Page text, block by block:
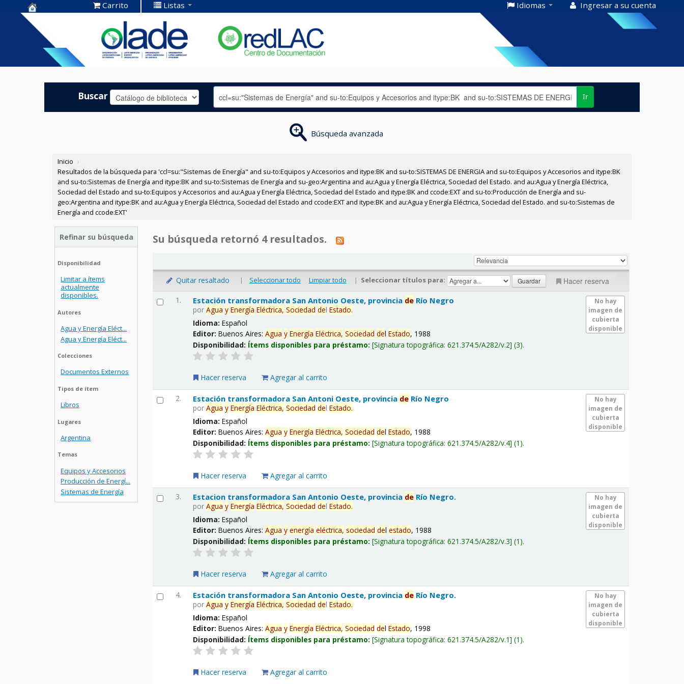
Centro de
Documentación
OLADE -
Carrito Listas Idiomas Ingresar a su cuenta
Buscar Ir
Búsqueda avanzada
Inicio ›
Resultados de la búsqueda para 'ccl=su:"Sistemas de Energía" and su-to:Equipos y Accesorios and itype:BK and su-to:SISTEMAS DE ENERGIA and su-to:Equipos y Accesorios and itype:BK
and su-to:Sistemas de Energía and itype:BK and su-to:Sistemas de Energía and su-geo:Argentina and au:Agua y Energía Eléctrica, Sociedad del Estado. and au:Agua y Energía Eléctrica,
Sociedad del Estado and su-to:Equipos y Accesorios and au:Agua y Energía Eléctrica, Sociedad del Estado and itype:BK and ccode:EXT and su-to:Producción de Energía and su-
geo:Argentina and itype:BK and au:Agua y Energía Eléctrica, Sociedad del Estado and ccode:EXT and itype:BK and au:Agua y Energía Eléctrica, Sociedad del Estado. and su-to:Sistemas de
Energía and ccode:EXT'
Refinar su búsqueda
Disponibilidad
Limitar a ítems
actualmente
disponibles.
Autores
Agua y Energía Eléct...
Agua y Energía Eléct...
Colecciones
Documentos Externos
Tipos de ítem
Libros
Lugares
Argentina
Temas
Equipos y Accesorios
Producción de Energí...
Sistemas de Energía
Su búsqueda retornó 4 resultados.
Quitar resaltado | Seleccionar todo Limpiar todo | Seleccionar títulos para: Hacer reserva
1.
No hay
imagen de
cubierta
disponible
Estación transformadora San Antonio Oeste, provincia de Río Negro
porAgua y Energía Eléctrica, Sociedad delEstado.
Idioma:Español
Editor:Buenos Aires:Agua y Energía Eléctrica, Sociedad delEstado, 1988
Disponibilidad: Ítems disponibles para préstamo: Signatura topográfica:621.374.5/A282/v.2 (3).
Hacer reserva Agregar al carrito
2.
No hay
imagen de
cubierta
disponible
Estación transformadora San Antoni Oeste, provincia de Río Negro
porAgua y Energía Eléctrica, Sociedad delEstado.
Idioma:Español
Editor:Buenos Aires:Agua y Energía Eléctrica, Sociedad delEstado, 1988
Disponibilidad: Ítems disponibles para préstamo: Signatura topográfica:621.374.5/A282/v.4 (1).
Hacer reserva Agregar al carrito
3.
No hay
imagen de
cubierta
disponible
Estacion transformadora San Antonio Oeste, provincia de Río Negro.
porAgua y Energía Eléctrica, Sociedad delEstado.
Idioma:Español
Editor:Buenos Aires:Agua y energía eléctrica, sociedad delestado, 1988
Disponibilidad: Ítems disponibles para préstamo: Signatura topográfica:621.374.5/A282/v.3 (1).
Hacer reserva Agregar al carrito
4.
No hay
imagen de
cubierta
disponible
Estación transformadora San Antonio Oeste, provincia de Río Negro.
porAgua y Energía Eléctrica, Sociedad delEstado.
Idioma:Español
Editor:Buenos Aires:Agua y Energía Eléctrica, Sociedad delEstado, 1998
Disponibilidad: Ítems disponibles para préstamo: Signatura topográfica:621.374.5/A282/v.1 (1).
Hacer reserva Agregar al carrito